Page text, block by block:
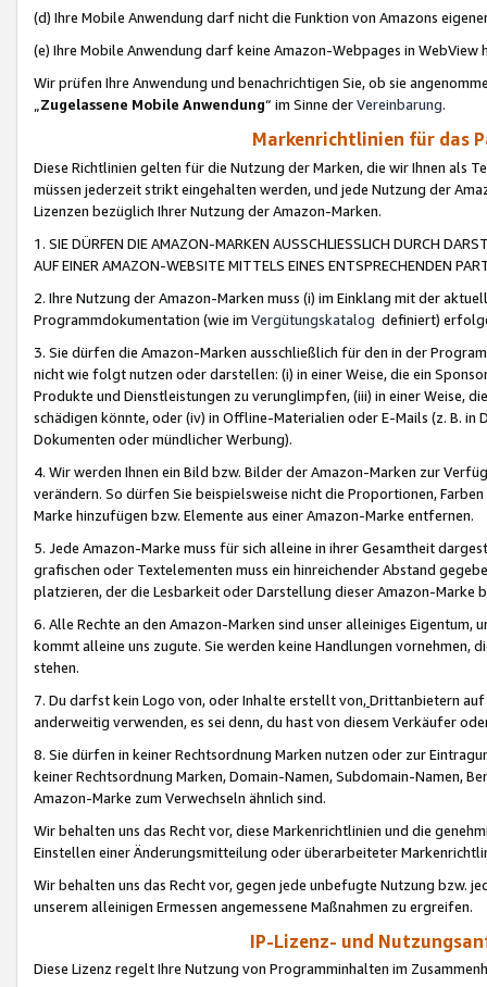
(d) Ihre Mobile Anwendung darf nicht die Funktion von Amazons
(e) Ihre Mobile Anwendung darf keine Amazon-Webpages in WebView
Wir prüfen Ihre Anwendung und benachrichtigen Sie, ob sie
„Zugelassene Mobile Anwendung“ im Sinne derVereinbarung.
Markenrichtlinien für das
Diese Richtlinien gelten für die Nutzung der Marken, die wir Ihnen als
müssen jederzeit strikt eingehalten werden, und jede Nutzung der
Lizenzen bezüglich Ihrer Nutzung der Amazon-Marken.
1. SIE DÜRFEN DIE AMAZON-MARKEN AUSSCHLIESSLICH DURCH
AUF EINER AMAZON-WEBSITE MITTELS EINES ENTSPRECHENDEN
2. Ihre Nutzung der Amazon-Marken muss (i) im Einklang mit der
Programmdokumentation (wie im Vergütungskatalog definiert)
3. Sie dürfen die Amazon-Marken ausschließlich für den in der
nicht wie folgt nutzen oder darstellen: (i) in einer Weise, die ein
Produkte und Dienstleistungen zu verunglimpfen, (iii) in einer Weise,
schädigen könnte, oder (iv) in Offline-Materialien oder E-Mails (z. B. in
Dokumenten oder mündlicher Werbung).
4. Wir werden Ihnen ein Bild bzw. Bilder der Amazon-Marken zur
verändern. So dürfen Sie beispielsweise nicht die Proportionen,
Marke hinzufügen bzw. Elemente aus einer Amazon-Marke entfernen.
5. Jede Amazon-Marke muss für sich alleine in ihrer Gesamtheit
grafischen oder Textelementen muss ein hinreichender Abstand
platzieren, der die Lesbarkeit oder Darstellung dieser Amazon-Marke
6. Alle Rechte an den Amazon-Marken sind unser alleiniges
kommt alleine uns zugute. Sie werden keine Handlungen vornehmen,
stehen.
7. Du darfst kein Logo von, oder Inhalte erstellt von,Drittanbietern auf
anderweitig verwenden, es sei denn, du hast von diesem Verkäufer
8. Sie dürfen in keiner Rechtsordnung Marken nutzen oder zur
keiner Rechtsordnung Marken, Domain-Namen, Subdomain-Namen,
Amazon-Marke zum Verwechseln ähnlich sind.
Wir behalten uns das Recht vor, diese Markenrichtlinien und die
Einstellen einer Änderungsmitteilung oder überarbeiteter
Wir behalten uns das Recht vor, gegen jede unbefugte Nutzung bzw.
unserem alleinigen Ermessen angemessene Maßnahmen zu ergreifen.
IP-Lizenz- und
Diese Lizenz regelt Ihre Nutzung von Programminhalten im